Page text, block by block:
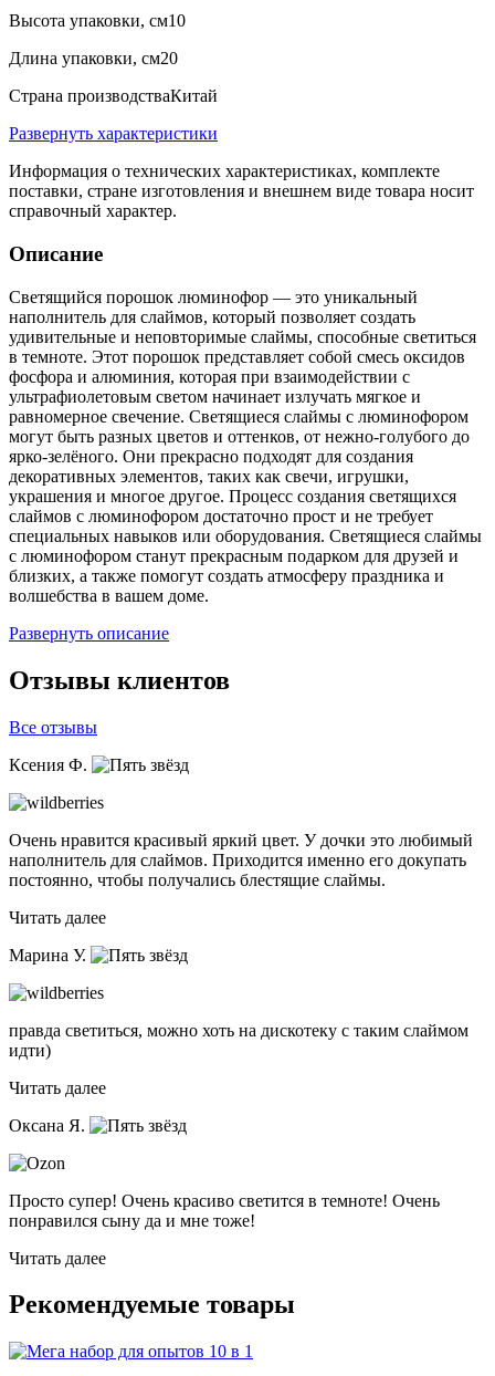
Высота упаковки, см10
Длина упаковки, см20
Страна производстваКитай
Развернуть характеристики
Информация о технических характеристиках, комплекте
поставки, стране изготовления и внешнем виде товара носит
справочный характер.
Описание
Светящийся порошок люминофор — это уникальный
наполнитель для слаймов, который позволяет создать
удивительные и неповторимые слаймы, способные светиться
в темноте. Этот порошок представляет собой смесь оксидов
фосфора и алюминия, которая при взаимодействии с
ультрафиолетовым светом начинает излучать мягкое и
равномерное свечение. Светящиеся слаймы с люминофором
могут быть разных цветов и оттенков, от нежно-голубого до
ярко-зелёного. Они прекрасно подходят для создания
декоративных элементов, таких как свечи, игрушки,
украшения и многое другое. Процесс создания светящихся
слаймов с люминофором достаточно прост и не требует
специальных навыков или оборудования. Светящиеся слаймы
с люминофором станут прекрасным подарком для друзей и
близких, а также помогут создать атмосферу праздника и
волшебства в вашем доме.
Развернуть описание
Отзывы клиентов
Все отзывы
Ксения Ф.
Очень нравится красивый яркий цвет. У дочки это любимый
наполнитель для слаймов. Приходится именно его докупать
постоянно, чтобы получались блестящие слаймы.
Читать далее
Марина У.
правда светиться, можно хоть на дискотеку с таким слаймом
идти)
Читать далее
Оксана Я.
Просто супер! Очень красиво светится в темноте! Очень
понравился сыну да и мне тоже!
Читать далее
Рекомендуемые товары